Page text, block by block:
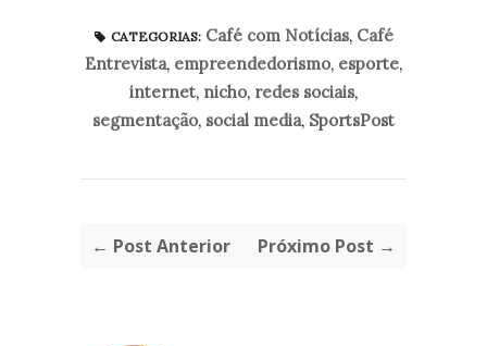
CATEGORIAS: Café com Notícias, Café
Entrevista, empreendedorismo, esporte,
internet, nicho, redes sociais,
segmentação, social media, SportsPost
← Post Anterior Próximo Post →